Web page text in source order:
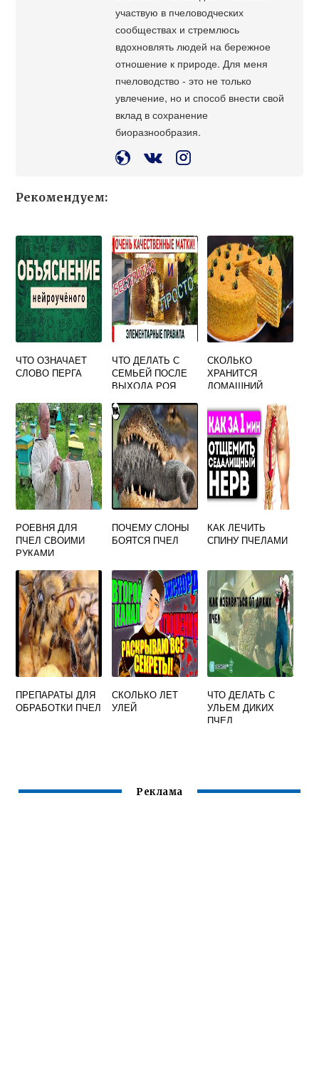
участвую в пчеловодческих
сообществах и стремлюсь
вдохновлять людей на бережное
отношение к природе. Для меня
пчеловодство - это не только
увлечение, но и способ внести свой
вклад в сохранение
биоразнообразия.
Рекомендуем:
ЧТО ОЗНАЧАЕТ
СЛОВО ПЕРГА
ЧТО ДЕЛАТЬ С
СЕМЬЕЙ ПОСЛЕ
ВЫХОДА РОЯ
СКОЛЬКО
ХРАНИТСЯ
ДОМАШНИЙ
РОЕВНЯ ДЛЯ
ПЧЕЛ СВОИМИ
РУКАМИ
ПОЧЕМУ СЛОНЫ
БОЯТСЯ ПЧЕЛ
КАК ЛЕЧИТЬ
СПИНУ ПЧЕЛАМИ
ПРЕПАРАТЫ ДЛЯ
ОБРАБОТКИ ПЧЕЛ
СКОЛЬКО ЛЕТ
УЛЕЙ
ЧТО ДЕЛАТЬ С
УЛЬЕМ ДИКИХ
ПЧЕЛ
Реклама